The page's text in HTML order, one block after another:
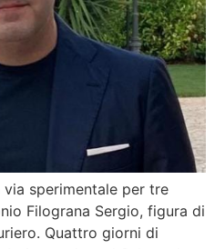
sperimentale per tre
Filograna Sergio, figura di
Quattro giorni di